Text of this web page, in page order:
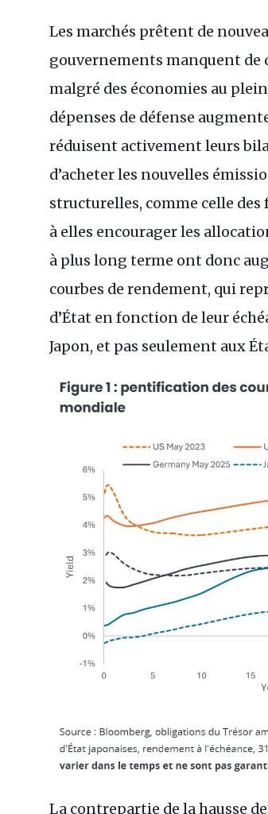
Les marchés prêtent de
gouvernements manquent de
malgré des économies au
dépenses de défense
réduisent activement leurs
d’acheter les nouvelles
structurelles, comme celle
à elles encourager les
à plus long terme ont donc
courbes de rendement, qui
d’État en fonction de leur
Japon, et pas seulement aux
La contrepartie de la hausse